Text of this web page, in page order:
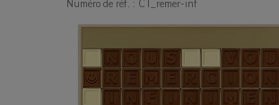
Numéro de réf. : CT_remer-inf